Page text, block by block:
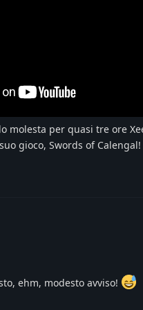
molesta per quasi tre ore
gioco, Swords of
ehm, modesto avviso!